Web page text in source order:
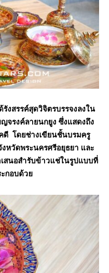
งสรรค์สุดวิจิตรบรรจงลงใน
จรงค์ลายนกยูง ซึ่งแสดงถึง
โดยช่างเขียนชั้นบรมครู
หวัดพระนครศรีอยุธยา และ
สนอสำรับข้าวแช่ในรูปแบบที่
กอบด้วย